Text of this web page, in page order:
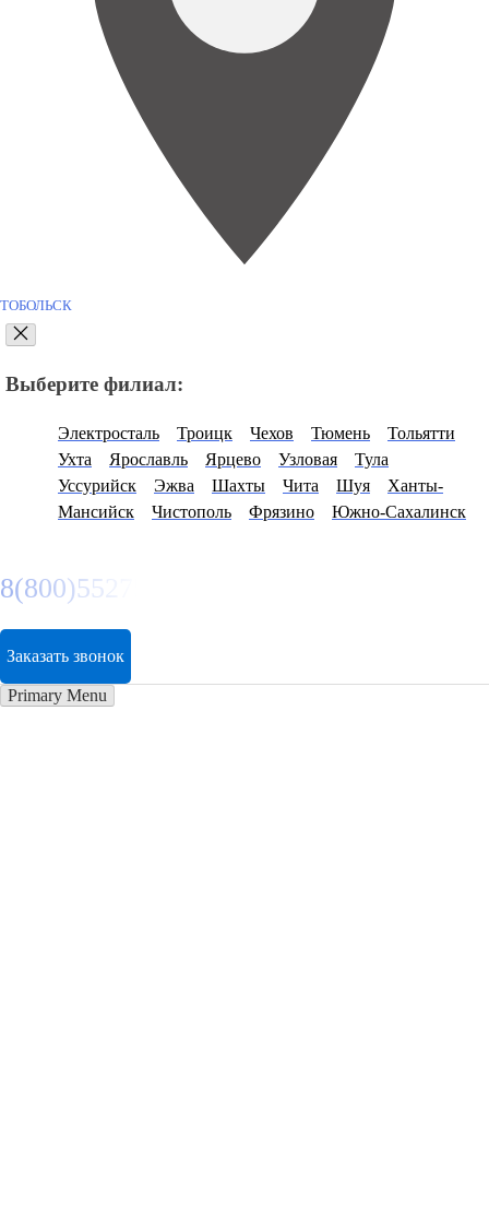
ТОБОЛЬСК
Выберите филиал:
Электросталь Троицк Чехов Тюмень
Тольятти
Ухта
Ярославль Ярцево Узловая
Тула
Уссурийск
Эжва Шахты Чита Шуя
Ханты-
Мансийск
Чистополь Фрязино Южно-Сахалинск
8(800)5527584
Заказать звонок
Primary Menu